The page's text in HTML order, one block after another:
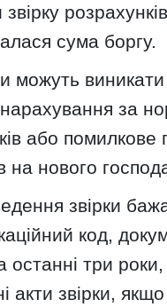
звірку
сума боргу.
можуть
за
або помилкове
на нового
звірки
код,
останні три роки,
акти звірки,